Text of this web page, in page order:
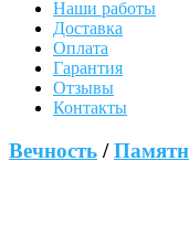
Наши работы
Доставка
Оплата
Гарантия
Отзывы
Контакты
Вечность /